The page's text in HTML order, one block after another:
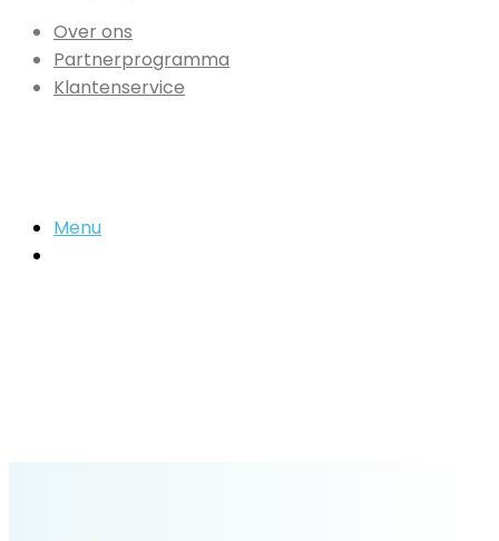
Over ons
Partnerprogramma
Klantenservice
Menu